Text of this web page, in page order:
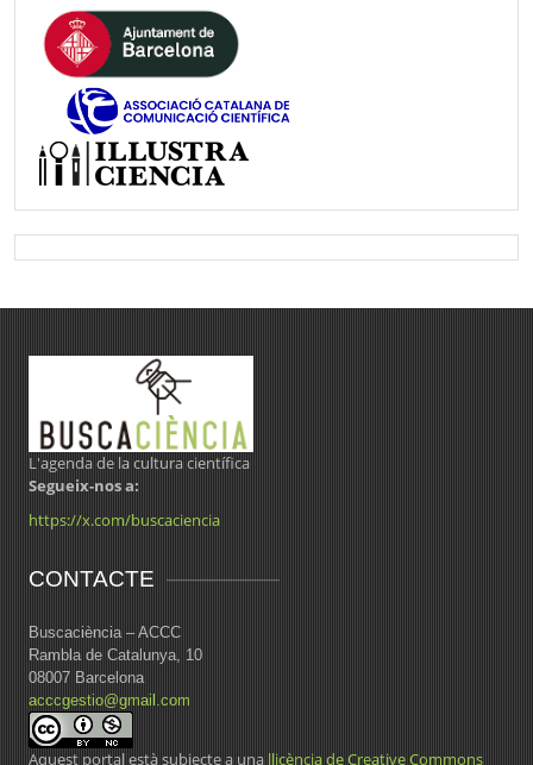
L'agenda de la cultura científica
Segueix-nos a:
https://x.com/buscaciencia
CONTACTE
Buscaciència – ACCC
Rambla de Catalunya, 10
08007 Barcelona
acccgestio@gmail.com
Aquest portal està subjecte a una llicència de Creative Commons